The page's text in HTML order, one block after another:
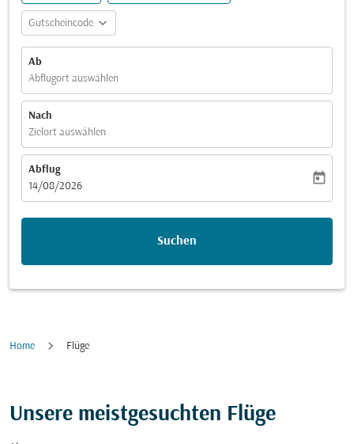
Gutscheincode expand_more
Ab
Abflugort auswählen
Nach
Zielort auswählen
Abflug
fc-booking-departure-date-aria-label
14/08/2026
today
Suchen
Home Flüge
Unsere meistgesuchten Flüge